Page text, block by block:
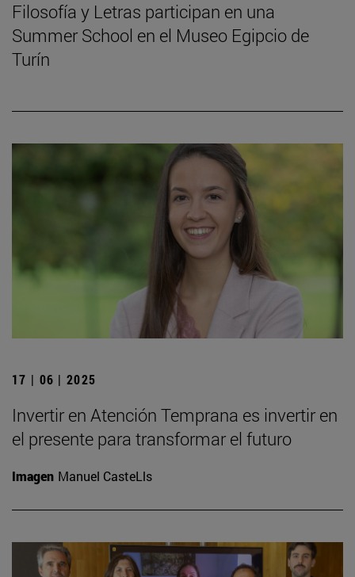
Filosofía y Letras participan en una
Summer School en el Museo Egipcio de
Turín
17 | 06 | 2025
Invertir en Atención Temprana es invertir en
el presente para transformar el futuro
Imagen Manuel CasteLls